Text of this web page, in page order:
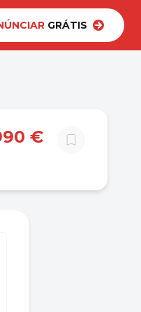
GRÁTIS
€